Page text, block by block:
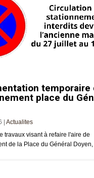
temporaire
place du
Actualites
travaux visant à refaire l'aire de
de la Place du Général Doyen,